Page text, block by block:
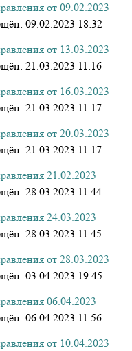
от 09.02.2023
09.02.2023 18:32
от 13.03.2023
21.03.2023 11:16
от 16.03.2023
21.03.2023 11:17
от 20.03.2023
21.03.2023 11:17
21.02.2023
28.03.2023 11:44
24.03.2023
28.03.2023 11:45
от 28.03.2023
03.04.2023 19:45
06.04.2023
06.04.2023 11:56
от 10.04.2023